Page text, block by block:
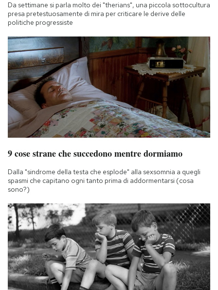
Da settimane si parla molto dei "therians", una piccola sottocultura
presa pretestuosamente di mira per criticare le derive delle
politiche progressiste
9 cose strane che succedono mentre dormiamo
Dalla "sindrome della testa che esplode" alla sexsomnia a quegli
spasmi che capitano ogni tanto prima di addormentarsi (cosa
sono?)